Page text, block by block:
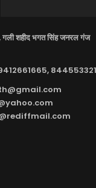
शहीद भगत सिंह जनरल गंज